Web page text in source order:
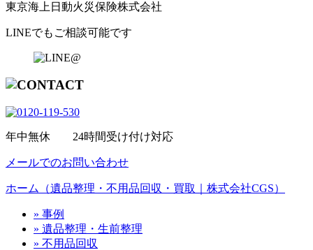
東京海上日動火災保険株式会社
LINEでもご相談可能です
年中無休 24時間受け付け対応
メールでのお問い合わせ
ホーム（遺品整理・不用品回収・買取｜株式会社CGS）
» 事例
» 遺品整理・生前整理
» 不用品回収